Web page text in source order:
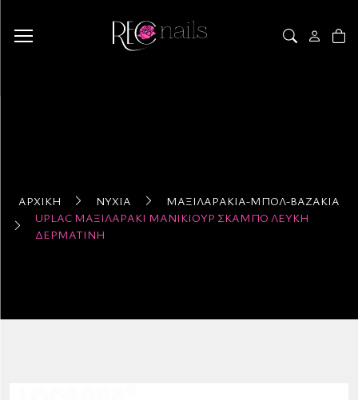
ΑΡΧΙΚΉ ΝΎΧΙΑ
ΜΑΞΙΛΑΡΆΚΙΑ-ΜΠΟΛ-ΒΆΖΑΚΙΑ
UPLAC ΜΑΞΙΛΑΡΆΚΙ ΜΑΝΙΚΙΟΎΡ ΣΚΑΜΠΌ ΛΕΥΚΉ
ΔΕΡΜΑΤΊΝΗ